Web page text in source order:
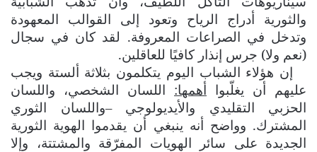
والثورية أدراج الرياح وتعود إلى القوالب المعهودة
وتدخل في الصراعات المعروفة. لقد كان في سجال
(نعم ولا) جرس إنذار كافيًا للعاقلين.
إن هؤلاء الشباب اليوم يتكلمون بثلاثة ألستة ويجب
عليهم أن يغلّبوا أهمها: اللسان الشخصي، واللسان
الحزبي التقليدي والأيديولوجي –واللسان الثوري
المشترك. وواضح أنه ينبغي أن يقدموا الهوية الثورية
الجديدة على سائر الهويات المفرّقة والمشتتة، وإلا